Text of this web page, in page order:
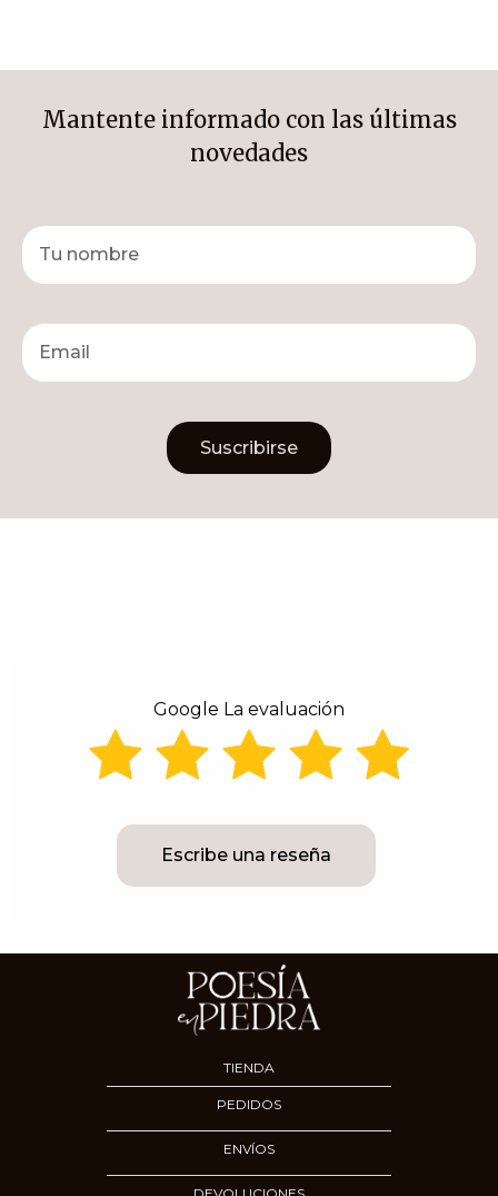
Mantente informado con las últimas
novedades
Suscribirse
Google La evaluación
Escribe una reseña
TIENDA
PEDIDOS
ENVÍOS